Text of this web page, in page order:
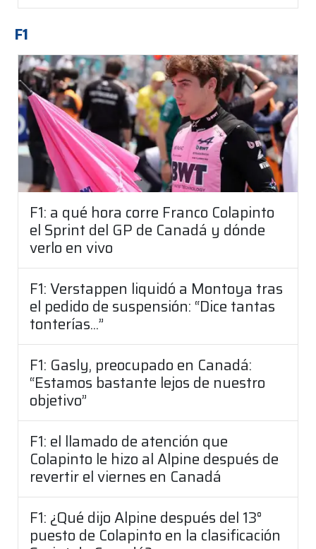
F1
F1: a qué hora corre Franco Colapinto
el Sprint del GP de Canadá y dónde
verlo en vivo
F1: Verstappen liquidó a Montoya tras
el pedido de suspensión: “Dice tantas
tonterías...”
F1: Gasly, preocupado en Canadá:
“Estamos bastante lejos de nuestro
objetivo”
F1: el llamado de atención que
Colapinto le hizo al Alpine después de
revertir el viernes en Canadá
F1: ¿Qué dijo Alpine después del 13°
puesto de Colapinto en la clasificación